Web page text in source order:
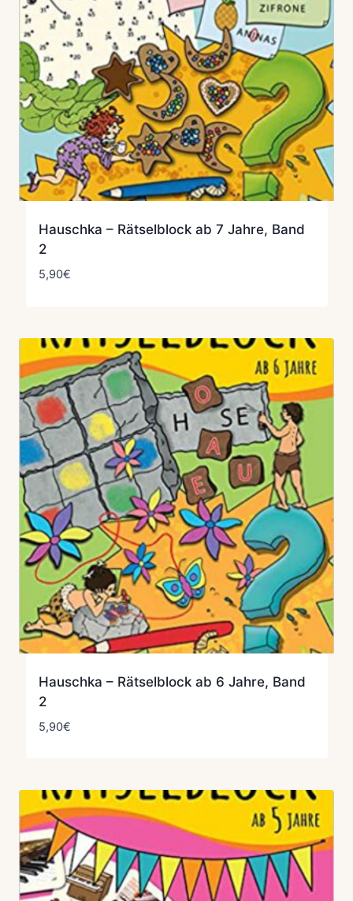
Hauschka – Rätselblock ab 7 Jahre, Band
2
5,90€
Hauschka – Rätselblock ab 6 Jahre, Band
2
5,90€